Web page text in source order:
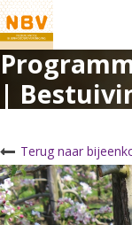
|
Terug naar